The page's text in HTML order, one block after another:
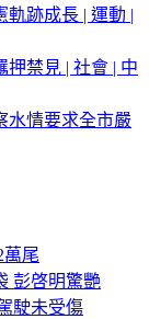
跡成長 | 運動 |
禁見 | 社會 | 中
情要求全市嚴
萬尾
彭啓明驚艷
駛未受傷